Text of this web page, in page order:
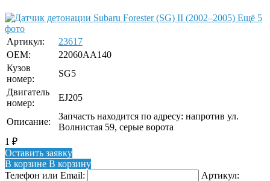
Ещё 5
фото
Артикул:
23617
OEM:
22060AA140
Кузов
номер:
SG5
Двигатель
номер:
EJ205
Описание:
Запчасть находится по адресу: напротив ул.
Волнистая 59, серые ворота
1 ₽
Оставить заявку
В корзине В корзину
Телефон или Email:
Артикул: